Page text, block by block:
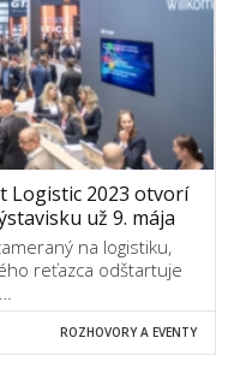
Logistic 2023 otvorí
už 9. mája
na logistiku,
reťazca odštartuje
ROZHOVORY A EVENTY